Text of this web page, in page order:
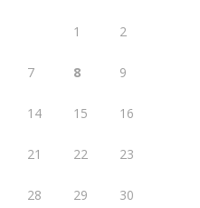
1 2
7 8 9
14 15 16
21 22 23
28 29 30